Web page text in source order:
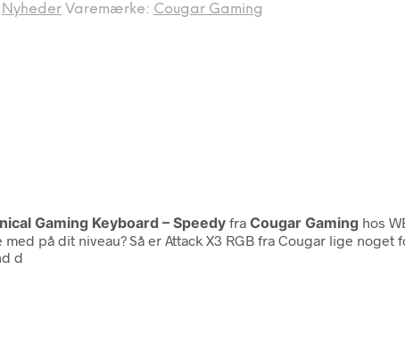
Nyheder Varemærke: Cougar Gaming
Gaming Keyboard – Speedy fra Cougar Gaming hos
på dit niveau? Så er Attack X3 RGB fra Cougar lige
d